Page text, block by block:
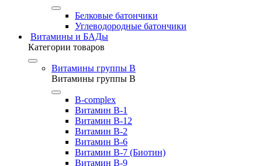
Белковые батончики
Углеводородные батончики
Витамины и БАДы
Категории товаров
Витамины группы B
Витамины группы B
B-complex
Витамин B-1
Витамин B-12
Витамин B-2
Витамин B-6
Витамин B-7 (Биотин)
Витамин B-9